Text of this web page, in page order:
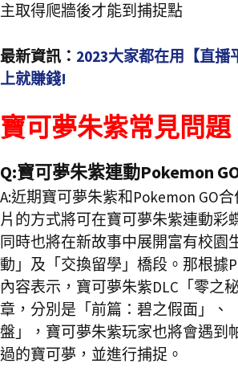
主取得爬牆後才能到捕捉點
最新資訊： 2023大家都在用【直播
上就賺錢!
寶可夢朱紫常見問題
Q:寶可夢朱紫連動Pokemon
A:近期寶可夢朱紫和Pokemon GO
片的方式將可在寶可夢朱紫連動彩
同時也將在新故事中展開富有校園
動」及「交換留學」橋段。那根據
內容表示，寶可夢朱紫DLC「零之
章，分別是「前篇：碧之假面」、
盤」，寶可夢朱紫玩家也將會遇到
過的寶可夢，並進行捕捉。